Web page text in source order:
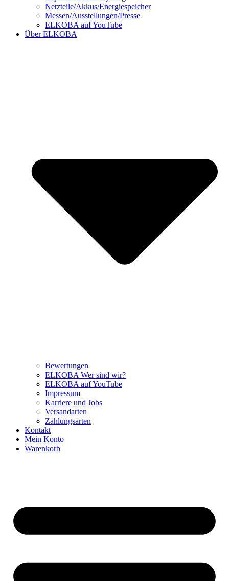
Netzteile/Akkus/Energiespeicher
Messen/Ausstellungen/Presse
ELKOBA auf YouTube
Über ELKOBA
Bewertungen
ELKOBA Wer sind wir?
ELKOBA auf YouTube
Impressum
Karriere und Jobs
Versandarten
Zahlungsarten
Kontakt
Mein Konto
Warenkorb